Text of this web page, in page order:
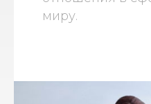
миру.